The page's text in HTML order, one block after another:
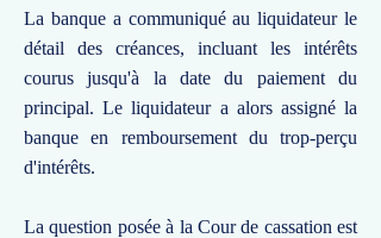
La banque a communiqué au liquidateur le
détail des créances, incluant les intérêts
courus jusqu'à la date du paiement du
principal. Le liquidateur a alors assigné la
banque en remboursement du trop-perçu
d'intérêts.
La question posée à la Cour de cassation est